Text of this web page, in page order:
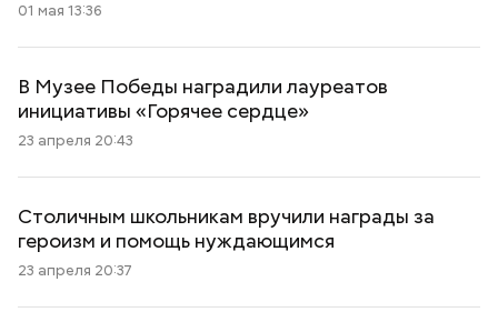
01 мая 13:36
В Музее Победы наградили лауреатов
инициативы «Горячее сердце»
23 апреля 20:43
Столичным школьникам вручили награды за
героизм и помощь нуждающимся
23 апреля 20:37